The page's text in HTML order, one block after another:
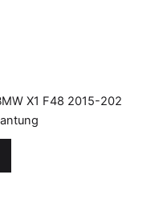
X1 F48 2015-202